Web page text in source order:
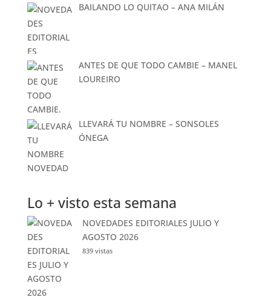
BAILANDO LO QUITAO – ANA MILÁN
ANTES DE QUE TODO CAMBIE – MANEL
LOUREIRO
LLEVARÁ TU NOMBRE – SONSOLES
ÓNEGA
Lo + visto esta semana
NOVEDADES EDITORIALES JULIO Y
AGOSTO 2026
839 vistas